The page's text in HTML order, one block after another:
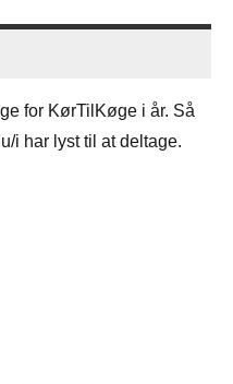
for KørTilKøge i år. Så
i har lyst til at deltage.